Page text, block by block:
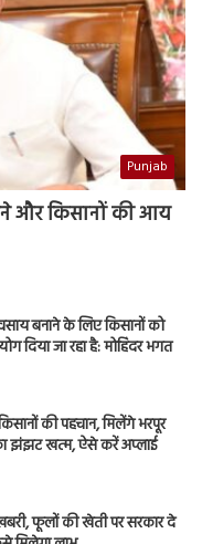
Punjab
और किसानों की आय
बनाने के लिए किसानों को
दिया जा रहा है: मोहिंदर भगत
की पहचान, मिलेंगे भरपूर
का झंझट खत्म, ऐसे करें अप्लाई
फूलों की खेती पर सरकार दे